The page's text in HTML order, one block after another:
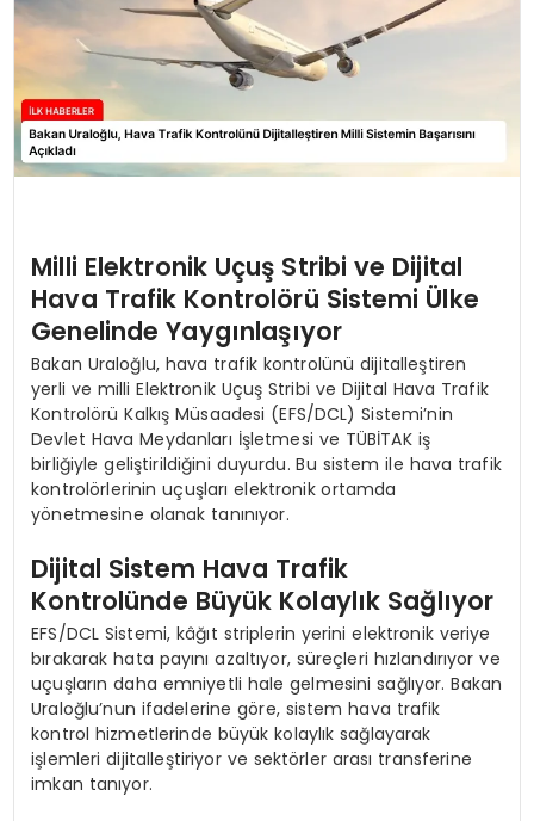
Milli Elektronik Uçuş Stribi ve Dijital
Hava Trafik Kontrolörü Sistemi Ülke
Genelinde Yaygınlaşıyor
Bakan Uraloğlu, hava trafik kontrolünü dijitalleştiren
yerli ve milli Elektronik Uçuş Stribi ve Dijital Hava Trafik
Kontrolörü Kalkış Müsaadesi (EFS/DCL) Sistemi’nin
Devlet Hava Meydanları İşletmesi ve TÜBİTAK iş
birliğiyle geliştirildiğini duyurdu. Bu sistem ile hava trafik
kontrolörlerinin uçuşları elektronik ortamda
yönetmesine olanak tanınıyor.
Dijital Sistem Hava Trafik
Kontrolünde Büyük Kolaylık Sağlıyor
EFS/DCL Sistemi, kâğıt striplerin yerini elektronik veriye
bırakarak hata payını azaltıyor, süreçleri hızlandırıyor ve
uçuşların daha emniyetli hale gelmesini sağlıyor. Bakan
Uraloğlu’nun ifadelerine göre, sistem hava trafik
kontrol hizmetlerinde büyük kolaylık sağlayarak
işlemleri dijitalleştiriyor ve sektörler arası transferine
imkan tanıyor.